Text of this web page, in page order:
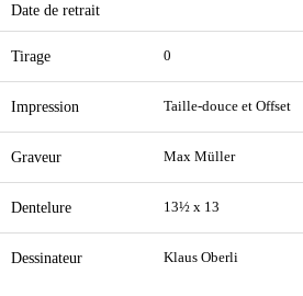
Date de retrait
Tirage 0
Impression Taille-douce et Offset
Graveur Max Müller
Dentelure 13½ x 13
Dessinateur Klaus Oberli